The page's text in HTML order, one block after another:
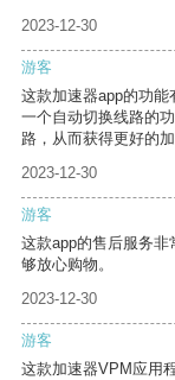
2023-12-30
游客
这款加速器app的功
一个自动切换线路的
路，从而获得更好的加
2023-12-30
游客
这款app的售后服务
够放心购物。
2023-12-30
游客
这款加速器VPM应用